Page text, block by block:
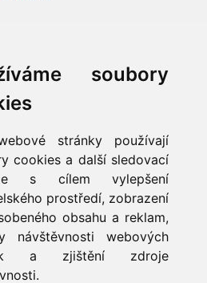
soubory
stránky používají
cookies a další sledovací
s cílem vylepšení
prostředí, zobrazení
obsahu a reklam,
návštěvnosti webových
a zjištění zdroje
17:00
15:00
17:00